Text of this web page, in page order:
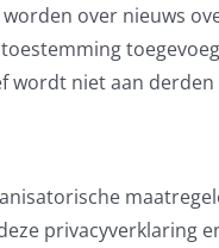
over nieuws
wordt niet aan
privacyverklaring